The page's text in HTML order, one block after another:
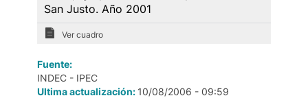
San Justo. Año 2001
Ver cuadro
Fuente:
INDEC - IPEC
Ultima actualización: 10/08/2006 - 09:59